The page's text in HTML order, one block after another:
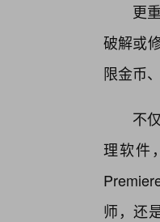
更
破解或
限金币
不
理软件
师，还